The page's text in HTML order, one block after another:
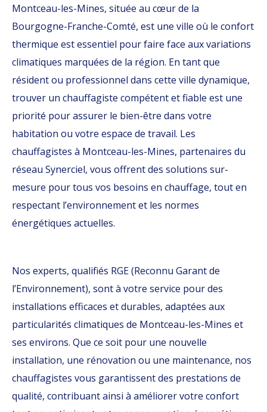
Montceau-les-Mines, située au cœur de la
Bourgogne-Franche-Comté, est une ville où le confort
thermique est essentiel pour faire face aux variations
climatiques marquées de la région. En tant que
résident ou professionnel dans cette ville dynamique,
trouver un chauffagiste compétent et fiable est une
priorité pour assurer le bien-être dans votre
habitation ou votre espace de travail. Les
chauffagistes à Montceau-les-Mines, partenaires du
réseau Synerciel, vous offrent des solutions sur-
mesure pour tous vos besoins en chauffage, tout en
respectant l’environnement et les normes
énergétiques actuelles.
Nos experts, qualifiés RGE (Reconnu Garant de
l’Environnement), sont à votre service pour des
installations efficaces et durables, adaptées aux
particularités climatiques de Montceau-les-Mines et
ses environs. Que ce soit pour une nouvelle
installation, une rénovation ou une maintenance, nos
chauffagistes vous garantissent des prestations de
qualité, contribuant ainsi à améliorer votre confort